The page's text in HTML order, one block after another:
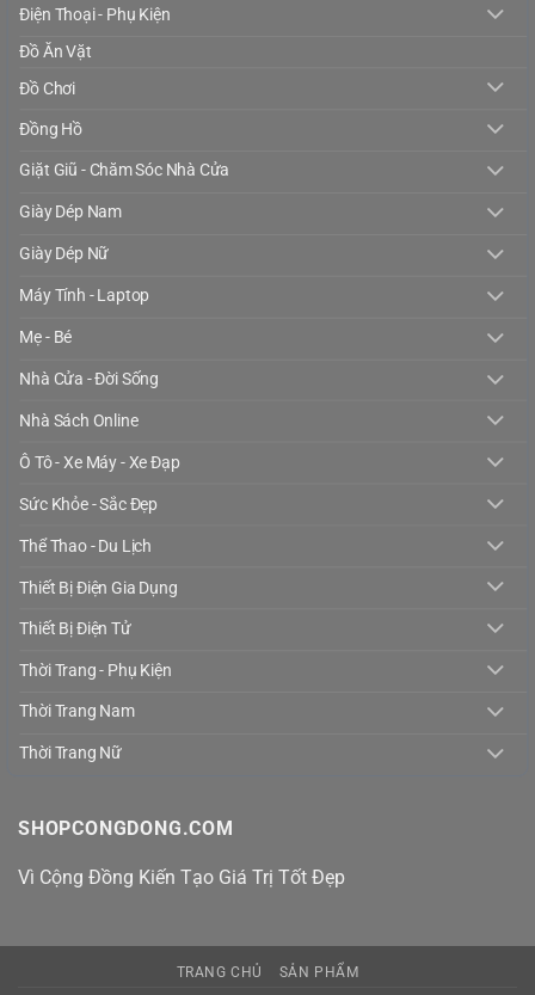
Điện Thoại - Phụ Kiện
Đồ Ăn Vặt
Đồ Chơi
Đồng Hồ
Giặt Giũ - Chăm Sóc Nhà Cửa
Giày Dép Nam
Giày Dép Nữ
Máy Tính - Laptop
Mẹ - Bé
Nhà Cửa - Đời Sống
Nhà Sách Online
Ô Tô - Xe Máy - Xe Đạp
Sức Khỏe - Sắc Đẹp
Thể Thao - Du Lịch
Thiết Bị Điện Gia Dụng
Thiết Bị Điện Tử
Thời Trang - Phụ Kiện
Thời Trang Nam
Thời Trang Nữ
SHOPCONGDONG.COM
Vì Cộng Đồng Kiến Tạo Giá Trị Tốt Đẹp
TRANG CHỦ SẢN PHẨM